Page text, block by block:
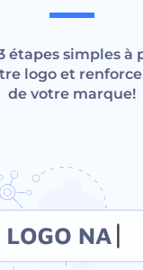
étapes simples à
logo et
de votre marque!